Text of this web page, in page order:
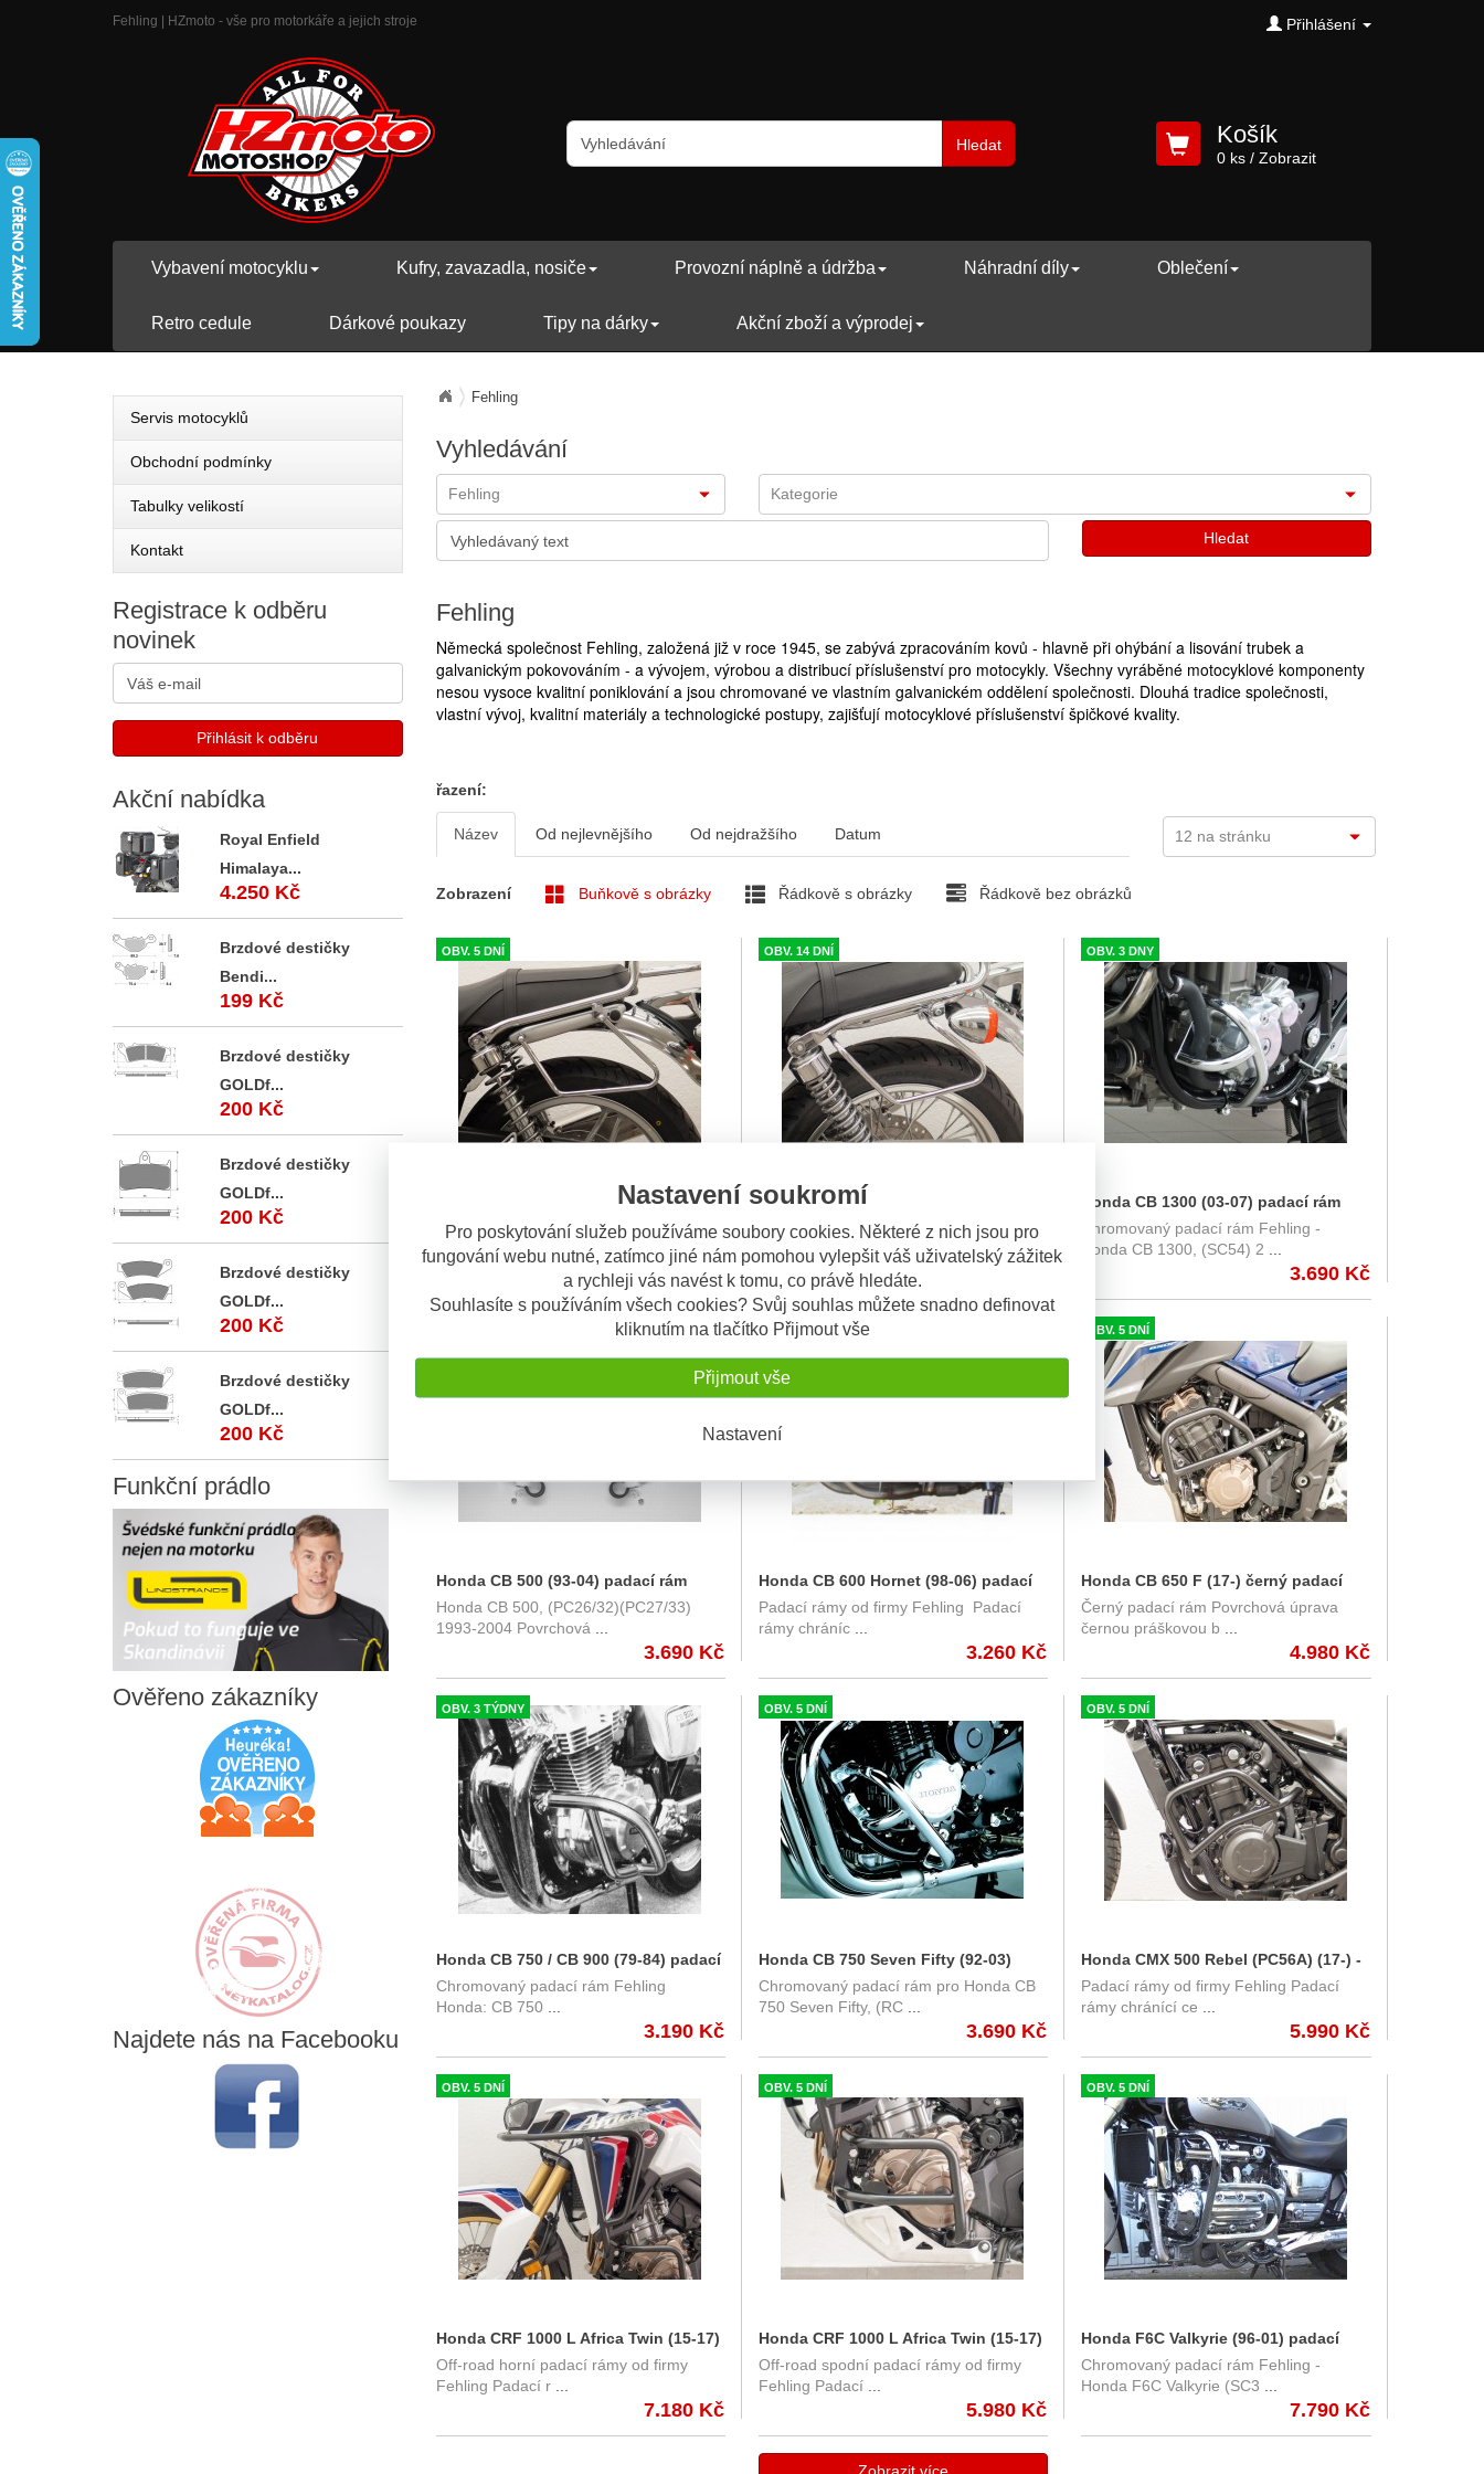
Nastavení soukromí
Pro poskytování služeb používáme soubory cookies. Některé z nich jsou pro
fungování webu nutné, zatímco jiné nám pomohou vylepšit váš uživatelský zážitek
a rychleji vás navést k tomu, co právě hledáte.
Souhlasíte s používáním všech cookies? Svůj souhlas můžete snadno definovat
kliknutím na tlačítko Přijmout vše
Přijmout vše
Nastavení
Fehling | HZmoto - vše pro motorkáře a jejich stroje Přihlášení
Hledat Košík
0 ks/ Zobrazit
Vybavení motocyklu Kufry, zavazadla, nosiče Provozní náplně a údržba Náhradní díly Oblečení
Retro cedule Dárkové poukazy Tipy na dárky Akční zboží a výprodej
Fehling
Vyhledávání
Fehling
Německá společnost Fehling, založená již v roce 1945, se zabývá zpracováním kovů - hlavně při ohýbání a lisování trubek a
galvanickým pokovováním - a vývojem, výrobou a distribucí příslušenství pro motocykly. Všechny vyráběné motocyklové komponenty
nesou vysoce kvalitní poniklování a jsou chromované ve vlastním galvanickém oddělení společnosti. Dlouhá tradice společnosti,
vlastní vývoj, kvalitní materiály a technologické postupy, zajišťují motocyklové příslušenství špičkové kvality.
řazení:
Název Od nejlevnějšího Od nejdražšího Datum
Zobrazení Buňkově s obrázky Řádkově s obrázky Řádkově bez obrázků
OBV. 5 DNÍ
Honda CB 1100 (13-14) - podpěry
bočních brašen, Fehling 6115PHO
Chromované podpěry bočních brašen -
Fehling Pro s...
2.900 Kč
OBV. 14 DNÍ
Honda CB 1100 EX /RS (17-) - podpěry
bočních brašen, Fehling 6201PHO
Chromované podpěry bočních brašen -
Fehling Pro Hond...
OBV. 3 DNY
Honda CB 1300 (03-07) padací rám
chrom Fehling
Chromovaný padací rám Fehling -
Honda CB 1300, (SC54) 2
3.690 Kč
Honda CB 500 (93-04) padací rám
Fehling
Honda CB 500, (PC26/32)(PC27/33)
1993-2004 Povrchová
3.690 Kč
OBV. 3 DNY
Honda CB 600 Hornet (98-06) padací
rám černý Fehling 7363SEHO
Padací rámy od firmy Fehling Padací
rámy chráníc...
3.260 Kč
OBV. 5 DNÍ
Honda CB 650 F (17-) černý padací
rám Fehling
Černý padací rám Povrchová úprava
černou práškovou b
4.980 Kč
OBV. 3 TÝDNY
Honda CB 750 / CB 900 (79-84) padací
rám Fehling 7373MHO78
Chromovaný padací rám Fehling
Honda: CB 750...
3.190 Kč
OBV. 5 DNÍ
Honda CB 750 Seven Fifty (92-03)
padací rám Fehling
Chromovaný padací rám pro Honda CB
750 Seven Fifty, (RC...
3.690 Kč
OBV. 5 DNÍ
Honda CMX 500 Rebel (PC56A) (17-) -
Padací rámy Fehling 7246SEHO
Padací rámy od firmy Fehling Padací
rámy chránící ce
5.990 Kč
OBV. 5 DNÍ
Honda CRF 1000 L Africa Twin (15-17)
- Off-road horní padací rámy Fehling
6203ESHO
Off-road horní padací rámy od firmy
Fehling Padací r...
7.180 Kč
OBV. 5 DNÍ
Honda CRF 1000 L Africa Twin (15-17)
- Off-road spodní padací rámy Fehling
6204SEHO
Off-road spodní padací rámy od firmy
Fehling Padací
5.980 Kč
OBV. 5 DNÍ
Honda F6C Valkyrie (96-01) padací
rám Fehling
Chromovaný padací rám Fehling -
Honda F6C Valkyrie (SC3
7.790 Kč
Servis motocyklů
Obchodní podmínky
Tabulky velikostí
Kontakt
Registrace k odběru
novinek
Akční nabídka
Royal Enfield
Himalaya...
4.250 Kč
Brzdové destičky
Bendi...
199 Kč
Brzdové destičky
GOLDf...
200 Kč
Brzdové destičky
GOLDf...
200 Kč
Brzdové destičky
GOLDf...
200 Kč
Brzdové destičky
GOLDf...
200 Kč
Funkční prádlo
Ověřeno zákazníky
Najdete nás na Facebooku